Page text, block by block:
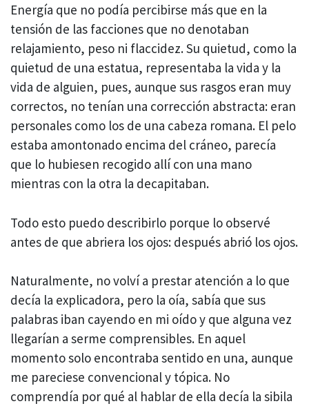
Energía que no podía percibirse más que en la
tensión de las facciones que no denotaban
relajamiento, peso ni flaccidez. Su quietud, como la
quietud de una estatua, representaba la vida y la
vida de alguien, pues, aunque sus rasgos eran muy
correctos, no tenían una corrección abstracta: eran
personales como los de una cabeza romana. El pelo
estaba amontonado encima del cráneo, parecía
que lo hubiesen recogido allí con una mano
mientras con la otra la decapitaban.
Todo esto puedo describirlo porque lo observé
antes de que abriera los ojos: después abrió los ojos.
Naturalmente, no volví a prestar atención a lo que
decía la explicadora, pero la oía, sabía que sus
palabras iban cayendo en mi oído y que alguna vez
llegarían a serme comprensibles. En aquel
momento solo encontraba sentido en una, aunque
me pareciese convencional y tópica. No
comprendía por qué al hablar de ella decía la sibila